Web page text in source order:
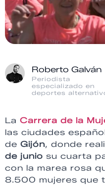
Roberto Galván
Periodista
especializado en
deportes
La Carrera de la
las ciudades
de Gijón, donde
de junio su cuarta
con la marea rosa
8.500 mujeres que